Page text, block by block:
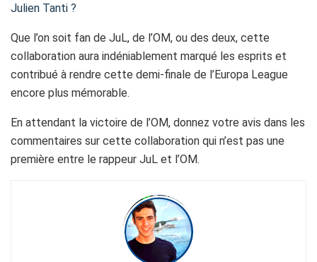
Julien Tanti ?
Que l’on soit fan de JuL, de l’OM, ou des deux, cette
collaboration aura indéniablement marqué les esprits et
contribué à rendre cette demi-finale de l’Europa League
encore plus mémorable.
En attendant la victoire de l’OM, donnez votre avis dans les
commentaires sur cette collaboration qui n’est pas une
première entre le rappeur JuL et l’OM.